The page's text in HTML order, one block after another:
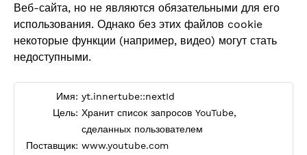
Веб-сайта, но не являются обязательными для его
использования. Однако без этих файлов cookie
некоторые функции (например, видео) могут стать
недоступными.
Имя: yt.innertube::nextId
Цель: Хранит список запросов YouTube,
сделанных пользователем
Поставщик: www.youtube.com